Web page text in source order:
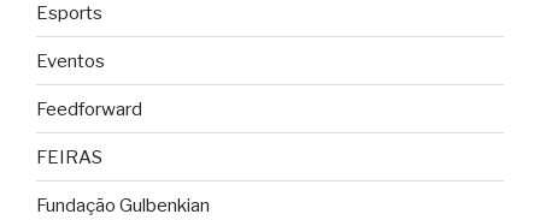
Esports
Eventos
Feedforward
FEIRAS
Fundação Gulbenkian